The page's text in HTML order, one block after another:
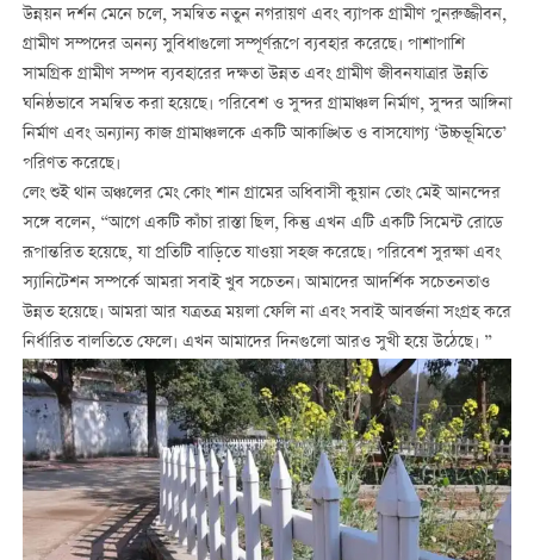
উন্নয়ন দর্শন মেনে চলে, সমন্বিত নতুন নগরায়ণ এবং ব্যাপক গ্রামীণ পুনরুজ্জীবন,
গ্রামীণ সম্পদের অনন্য সুবিধাগুলো সম্পূর্ণরূপে ব্যবহার করেছে। পাশাপাশি
সামগ্রিক গ্রামীণ সম্পদ ব্যবহারের দক্ষতা উন্নত এবং গ্রামীণ জীবনযাত্রার উন্নতি
ঘনিষ্ঠভাবে সমন্বিত করা হয়েছে। পরিবেশ ও সুন্দর গ্রামাঞ্চল নির্মাণ, সুন্দর আঙ্গিনা
নির্মাণ এবং অন্যান্য কাজ গ্রামাঞ্চলকে একটি আকাঙ্খিত ও বাসযোগ্য ‘উচ্চভূমিতে’
পরিণত করেছে।
লেং শুই থান অঞ্চলের মেং কোং শান গ্রামের অধিবাসী কুয়ান তোং মেই আনন্দের
সঙ্গে বলেন, “আগে একটি কাঁচা রাস্তা ছিল, কিন্তু এখন এটি একটি সিমেন্ট রোডে
রূপান্তরিত হয়েছে, যা প্রতিটি বাড়িতে যাওয়া সহজ করেছে। পরিবেশ সুরক্ষা এবং
স্যানিটেশন সম্পর্কে আমরা সবাই খুব সচেতন। আমাদের আদর্শিক সচেতনতাও
উন্নত হয়েছে। আমরা আর যত্রতত্র ময়লা ফেলি না এবং সবাই আবর্জনা সংগ্রহ করে
নির্ধারিত বালতিতে ফেলে। এখন আমাদের দিনগুলো আরও সুখী হয়ে উঠেছে। ”